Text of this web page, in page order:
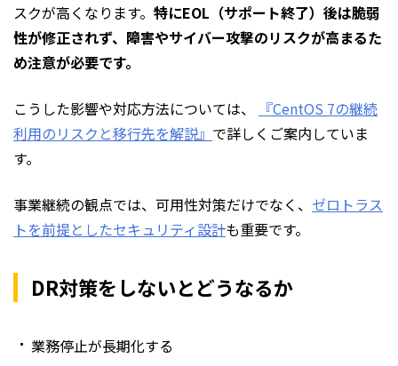
スクが高くなります。 特にEOL（サポート終了）後は脆弱
性が修正されず、障害やサイバー攻撃のリスクが高まるた
め注意が必要です。
こうした影響や対応方法については、
『CentOS 7の継続
利用のリスクと移行先を解説』 で詳しくご案内していま
す。
事業継続の観点では、可用性対策だけでなく、 ゼロトラス
トを前提としたセキュリティ設計も重要です。
DR対策をしないとどうなるか
業務停止が長期化する